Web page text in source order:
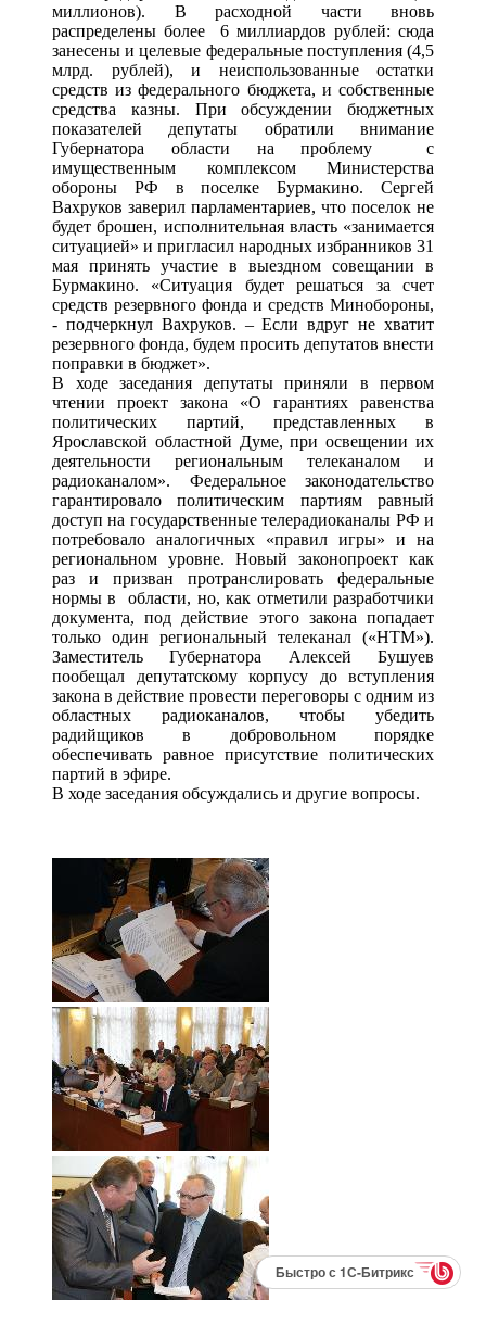
миллионов). В расходной части вновь
распределены более 6 миллиардов рублей: сюда
занесены и целевые федеральные поступления (4,5
млрд. рублей), и неиспользованные остатки
средств из федерального бюджета, и собственные
средства казны. При обсуждении бюджетных
показателей депутаты обратили внимание
Губернатора области на проблему с
имущественным комплексом Министерства
обороны РФ в поселке Бурмакино. Сергей
Вахруков заверил парламентариев, что поселок не
будет брошен, исполнительная власть «занимается
ситуацией» и пригласил народных избранников 31
мая принять участие в выездном совещании в
Бурмакино. «Ситуация будет решаться за счет
средств резервного фонда и средств Минобороны,
- подчеркнул Вахруков. – Если вдруг не хватит
резервного фонда, будем просить депутатов внести
поправки в бюджет».
В ходе заседания депутаты приняли в первом
чтении проект закона «О гарантиях равенства
политических партий, представленных в
Ярославской областной Думе, при освещении их
деятельности региональным телеканалом и
радиоканалом». Федеральное законодательство
гарантировало политическим партиям равный
доступ на государственные телерадиоканалы РФ и
потребовало аналогичных «правил игры» и на
региональном уровне. Новый законопроект как
раз и призван протранслировать федеральные
нормы в области, но, как отметили разработчики
документа, под действие этого закона попадает
только один региональный телеканал («НТМ»).
Заместитель Губернатора Алексей Бушуев
пообещал депутатскому корпусу до вступления
закона в действие провести переговоры с одним из
областных радиоканалов, чтобы убедить
радийщиков в добровольном порядке
обеспечивать равное присутствие политических
партий в эфире.
В ходе заседания обсуждались и другие вопросы.
Быстро с 1С-Битрикс